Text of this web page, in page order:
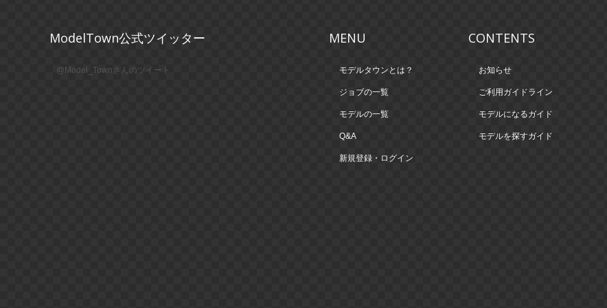
ModelTown公式ツイッター
@Model_Townさんのツイート
MENU
モデルタウンとは？
ジョブの一覧
モデルの一覧
Q&A
新規登録・ログイン
CONTENTS
お知らせ
ご利用ガイドライン
モデルになるガイド
モデルを探すガイド